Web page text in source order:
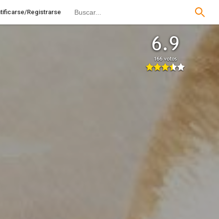
Registrarse
6.9
166 votos